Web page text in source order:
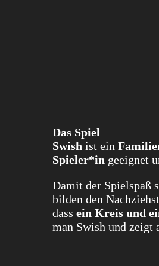
Das Spiel
Swish ist ein
Spieler*in geeignet
Damit der Spielspaß
bilden den
dass ein Kreis und
man Swish und zeigt